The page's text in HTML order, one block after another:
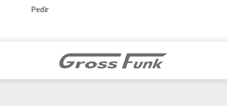
Pedir